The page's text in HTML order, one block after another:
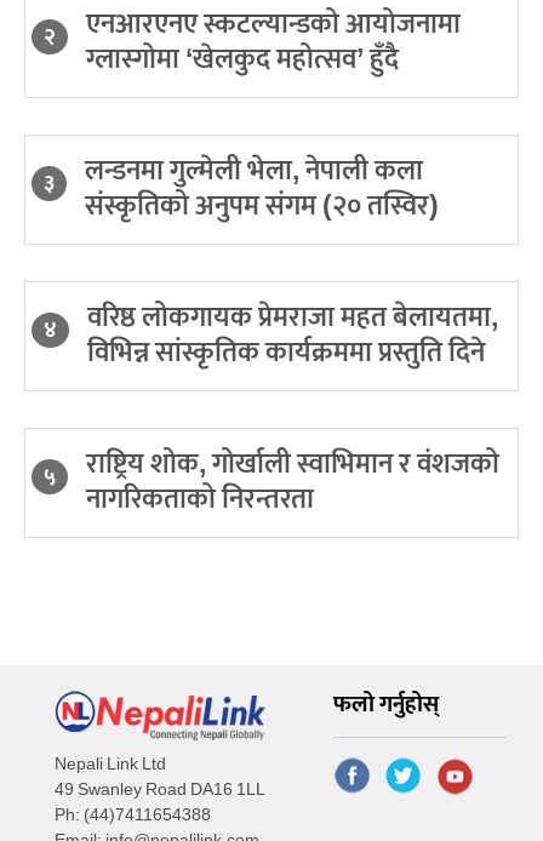
२ एनआरएनए स्कटल्यान्डको आयोजनामा
ग्लास्गोमा ‘खेलकुद महोत्सव’ हुँदै
३ लन्डनमा गुल्मेली भेला, नेपाली कला
संस्कृतिको अनुपम संगम (२० तस्विर)
४ वरिष्ठ लोकगायक प्रेमराजा महत बेलायतमा,
विभिन्न सांस्कृतिक कार्यक्रममा प्रस्तुति दिने
५ राष्ट्रिय शोक, गोर्खाली स्वाभिमान र वंशजको
नागरिकताको निरन्तरता
Nepali Link Ltd
49 Swanley Road DA16 1LL
Ph: (44)7411654388
फलो गर्नुहोस्